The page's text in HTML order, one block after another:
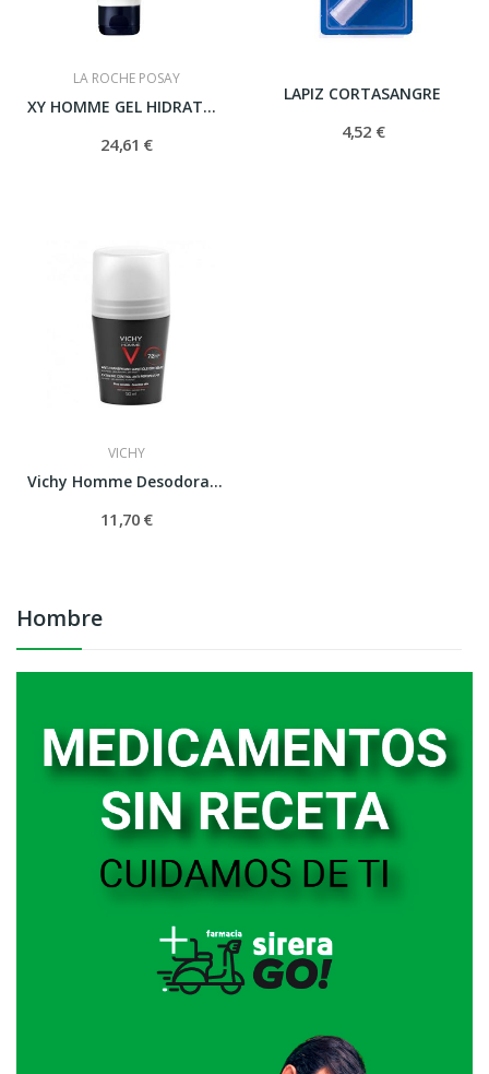
Hombre
LA ROCHE POSAY
XY HOMME GEL HIDRATANTE PROTECTOR 75 ML
24,61 €
LAPIZ CORTASANGRE
4,52 €
VICHY
Vichy Homme Desodorante 72H 50 ml
11,70 €